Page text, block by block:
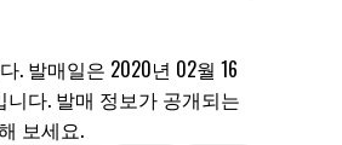
. 발매일은 2020년 02월 16
니다. 발매 정보가 공개되는
보세요.